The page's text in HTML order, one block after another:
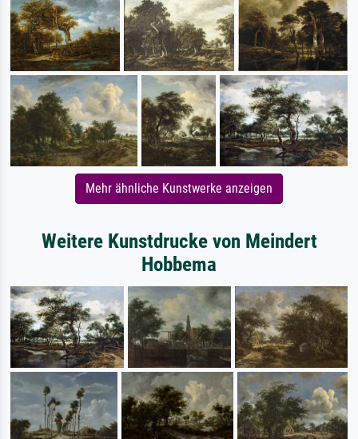
Mehr ähnliche Kunstwerke anzeigen
Weitere Kunstdrucke von Meindert
Hobbema